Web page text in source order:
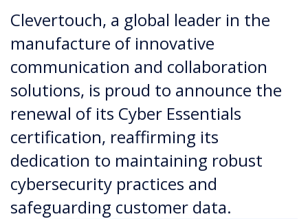
Clevertouch, a global leader in the
manufacture of innovative
communication and collaboration
solutions, is proud to announce the
renewal of its Cyber Essentials
certification, reaffirming its
dedication to maintaining robust
cybersecurity practices and
safeguarding customer data.